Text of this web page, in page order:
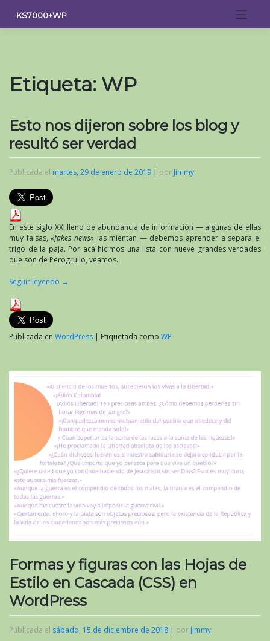
contenido
KS7000+WP
Etiqueta: WP
Esto nos dijeron sobre los blog y
resultó ser verdad
Publicada el martes, 29 de enero de 2019 | por Jimmy
En este siglo XXI lleno de abundancia de información — algunas de ellas
muy falsas,«fakes news» las mientan — debemos aprender a separa el
trigo de la paja. Por acá hicimos una lista con nueve grandes verdades
que son de Perogrullo, veamos.
Seguir leyendo →
Publicada en WordPress | Etiquetada como WP
Formas y figuras con las Hojas de
Estilo en Cascada (CSS) en
WordPress
Publicada el sábado, 15 de diciembre de 2018 | por Jimmy